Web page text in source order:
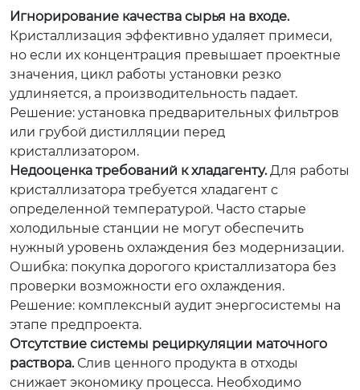
Игнорирование качества сырья на входе.
Кристаллизация эффективно удаляет примеси,
но если их концентрация превышает проектные
значения, цикл работы установки резко
удлиняется, а производительность падает.
Решение: установка предварительных фильтров
или грубой дистилляции перед
кристаллизатором.
Недооценка требований к хладагенту.Для работы
кристаллизатора требуется хладагент с
определенной температурой. Часто старые
холодильные станции не могут обеспечить
нужный уровень охлаждения без модернизации.
Ошибка: покупка дорогого кристаллизатора без
проверки возможности его охлаждения.
Решение: комплексный аудит энергосистемы на
этапе предпроекта.
Отсутствие системы рециркуляции маточного
раствора.Слив ценного продукта в отходы
снижает экономику процесса. Необходимо